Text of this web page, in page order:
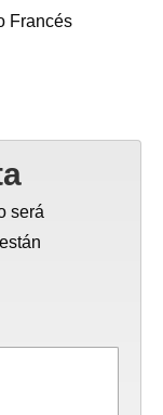
Francés
será